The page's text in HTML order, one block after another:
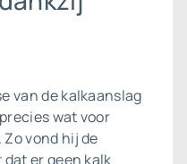
van dekalkaanslag
wat voor
vond hij de
er geen kalk